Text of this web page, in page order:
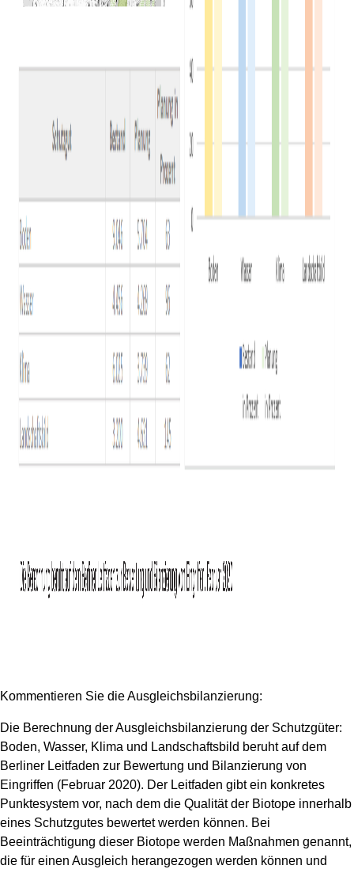
Kommentieren Sie die Ausgleichsbilanzierung:
Die Berechnung der Ausgleichsbilanzierung der Schutzgüter:
Boden, Wasser, Klima und Landschaftsbild beruht auf dem
Berliner Leitfaden zur Bewertung und Bilanzierung von
Eingriffen (Februar 2020). Der Leitfaden gibt ein konkretes
Punktesystem vor, nach dem die Qualität der Biotope innerhalb
eines Schutzgutes bewertet werden können. Bei
Beeinträchtigung dieser Biotope werden Maßnahmen genannt,
die für einen Ausgleich herangezogen werden können und